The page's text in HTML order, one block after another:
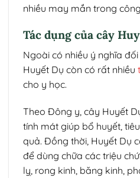
nhiều may mắn trong
Tác dụng của cây
Ngoài có nhiều ý nghĩa
Huyết Dụ còn có rất nhiều
cho y học.
Theo Đông y, cây Huyết
tính mát giúp bổ huyết,
quả. Đồng thời, Huyết Dụ
để dùng chữa các triệu
lỵ, rong kinh, băng kinh,